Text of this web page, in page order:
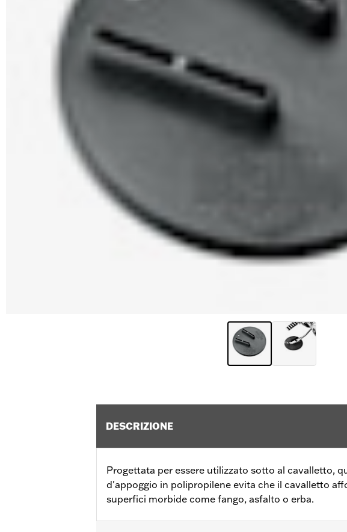
DESCRIZIONE
Progettata per essere utilizzato sotto al cavalletto,
d'appoggio in polipropilene evita che il cavalletto
superfici morbide come fango, asfalto o erba.